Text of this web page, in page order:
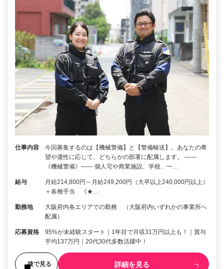
仕事内容
今回募集するのは【機械警備】と【警備輸送】。あなたの希
望や適性に応じて、どちらかの部署に配属します。 ――
《機械警備》―― 個人宅や商業施設、学校、一…
給与
月給214,800円～月給249,200円（大卒以上240,000円以上）
＋各種手当 《★…
勤務地
大阪府内各エリアでの勤務 （大阪府内いずれかの事業所へ
配属）
応募資格
95%が未経験スタート｜1年目で月収31万円以上も！｜賞与
平均137万円｜20代30代多数活躍中！
後で見る 詳細を見る